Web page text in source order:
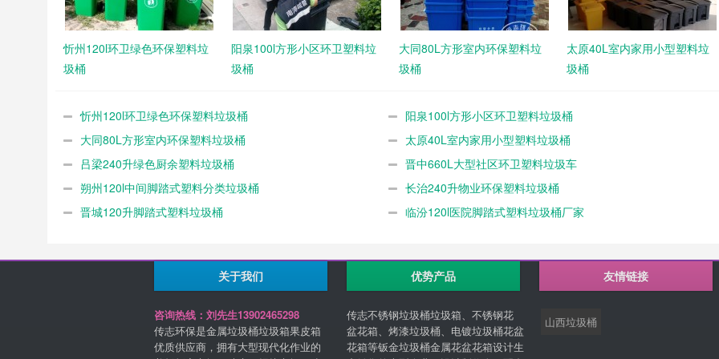
忻州120l环卫绿色环保塑料垃
圾桶
阳泉100l方形小区环卫塑料垃
圾桶
大同80L方形室内环保塑料垃
圾桶
太原40L室内家用小型塑料垃
圾桶
忻州120l环卫绿色环保塑料垃圾桶
阳泉100l方形小区环卫塑料垃圾桶
大同80L方形室内环保塑料垃圾桶
太原40L室内家用小型塑料垃圾桶
吕梁240升绿色厨余塑料垃圾桶
晋中660L大型社区环卫塑料垃圾车
朔州120l中间脚踏式塑料分类垃圾桶
长治240升物业环保塑料垃圾桶
晋城120升脚踏式塑料垃圾桶
临汾120l医院脚踏式塑料垃圾桶厂家
关于我们
咨询热线：刘先生13902465298
传志环保是金属垃圾桶垃圾箱果皮箱
优质供应商，拥有大型现代化作业的
优势产品
传志不锈钢垃圾桶垃圾箱、不锈钢花
盆花箱、烤漆垃圾桶、电镀垃圾桶花盆
花箱等钣金垃圾桶金属花盆花箱设计生
友情链接
山西垃圾桶